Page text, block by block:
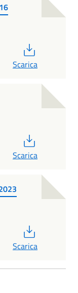
Scarica
Scarica
Scarica